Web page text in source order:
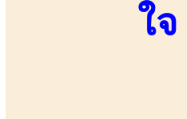
ใจ